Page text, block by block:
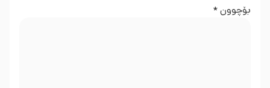
بۆچوون*